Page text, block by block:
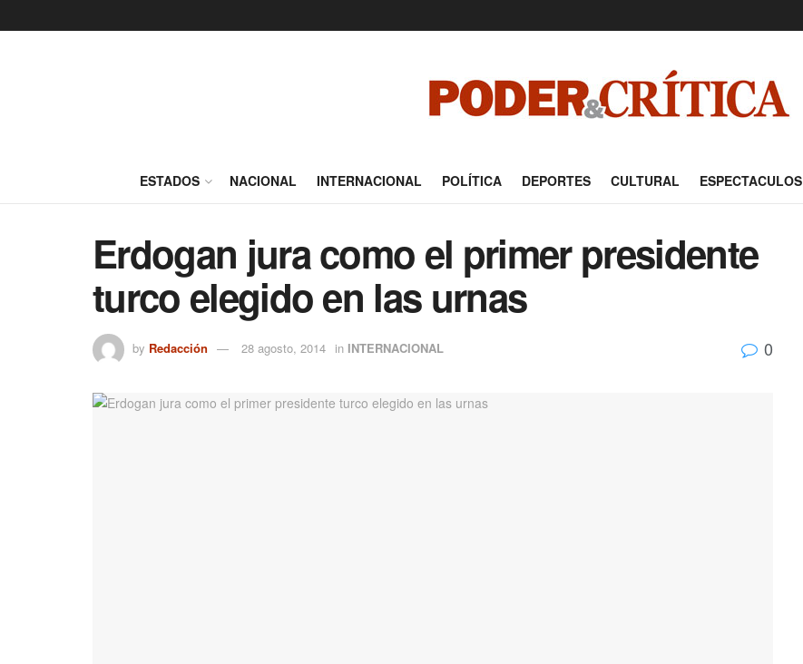
ESTADOS NACIONAL INTERNACIONAL POLÍTICA DEPORTES CULTURAL ESPECTACULOS
Erdogan jura como el primer presidente
turco elegido en las urnas
by Redacción 28 agosto, 2014 in INTERNACIONAL 0